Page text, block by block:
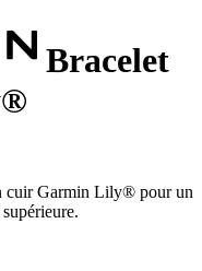
Bracelet
cuir Garmin Lily® pour un